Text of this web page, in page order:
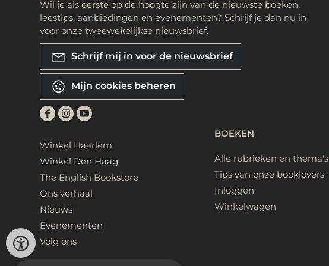
Wil je als eerste op de hoogte zijn van de nieuwste boeken,
leestips, aanbiedingen en evenementen? Schrijf je dan nu in
voor onze tweewekelijkse nieuwsbrief.
Schrijf mij in voor de nieuwsbrief
Mijn cookies beheren
Winkel Haarlem
Winkel Den Haag
The English Bookstore
Ons verhaal
Nieuws
Evenementen
Volg ons
BOEKEN
Alle rubrieken en thema's
Tips van onze booklovers
Inloggen
Winkelwagen